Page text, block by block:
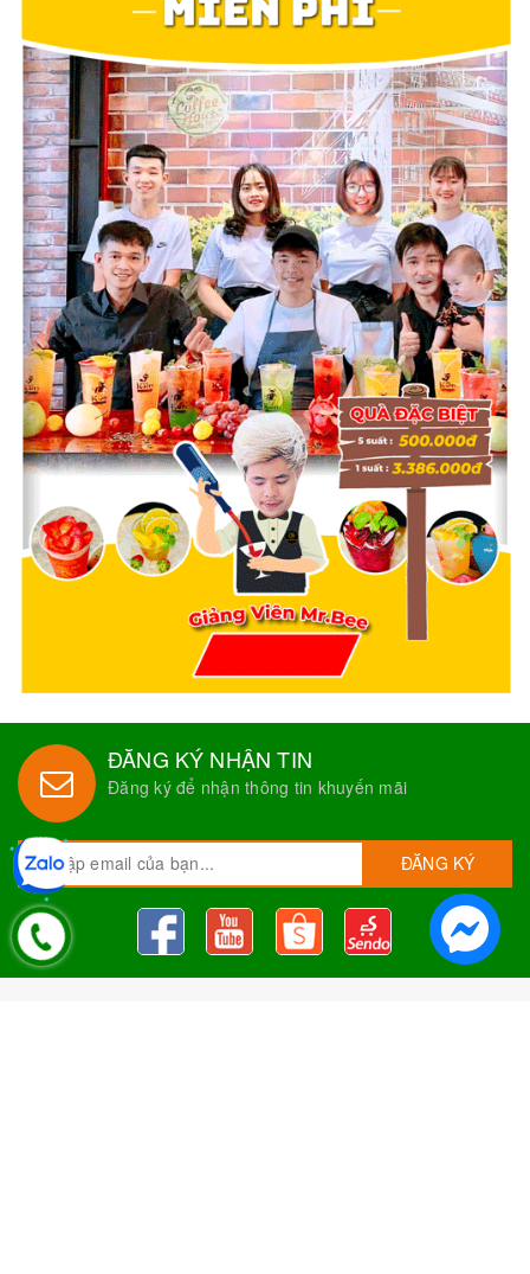
ĐĂNG KÝ NHẬN TIN
Đăng ký để nhận thông tin khuyến mãi
ĐĂNG KÝ